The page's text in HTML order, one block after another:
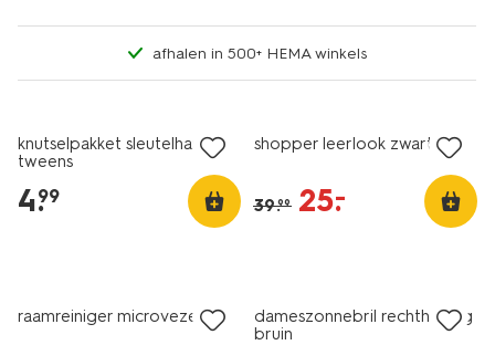
afhalen in 500+ HEMA winkels
knutselpakket sleutelhanger
tweens
4.
99
shopper leerlook zwart
39.99 25.
–
raamreiniger microvezel
dameszonnebril rechthoekig
bruin